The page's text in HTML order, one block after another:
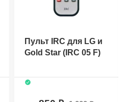
Пульт IRC для LG и
Gold Star (IRC 05 F)